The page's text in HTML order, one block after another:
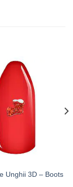
Unghii 3D – Boots